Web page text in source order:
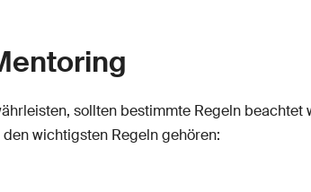
sollten bestimmte Regeln
wichtigsten Regeln gehören: